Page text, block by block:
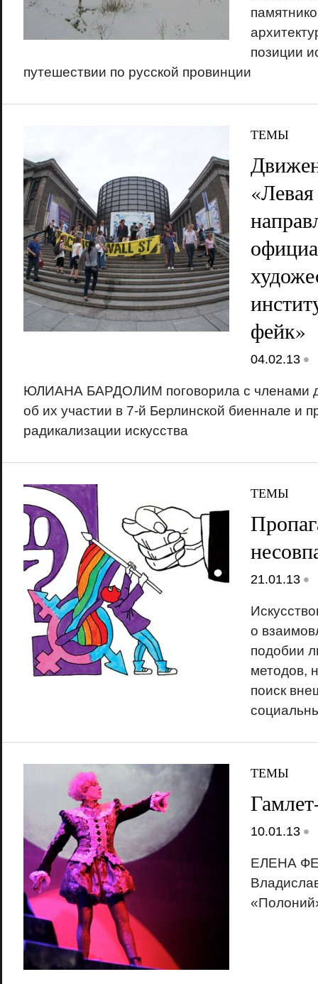
позиции
путешествии по русской провинции
ТЕМЫ
«Левая
фейк»
04.02.13 •
ЮЛИАНА БАРДОЛИМ поговорила с членами
об их участии в 7-й Берлинской биеннале и
радикализации искусства
ТЕМЫ
21.01.13 •
о
подобии
методов,
поиск
ТЕМЫ
10.01.13 •
ЕЛЕНА